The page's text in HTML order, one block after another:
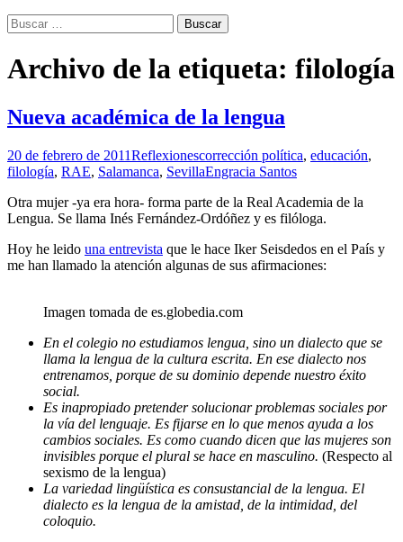
Buscar:
Archivo de la etiqueta: filología
Nueva académica de la lengua
20 de febrero de 2011Reflexionescorrección política, educación,
filología, RAE, Salamanca, SevillaEngracia Santos
Otra mujer -ya era hora- forma parte de la Real Academia de la
Lengua. Se llama Inés Fernández-Ordóñez y es filóloga.
Hoy he leido una entrevista que le hace Iker Seisdedos en el País y
me han llamado la atención algunas de sus afirmaciones:
Imagen tomada de es.globedia.com
En el colegio no estudiamos lengua, sino un dialecto que se
llama la lengua de la cultura escrita. En ese dialecto nos
entrenamos, porque de su dominio depende nuestro éxito
social.
Es inapropiado pretender solucionar problemas sociales por
la vía del lenguaje. Es fijarse en lo que menos ayuda a los
cambios sociales. Es como cuando dicen que las mujeres son
invisibles porque el plural se hace en masculino. (Respecto al
sexismo de la lengua)
La variedad lingüística es consustancial de la lengua. El
dialecto es la lengua de la amistad, de la intimidad, del
coloquio.